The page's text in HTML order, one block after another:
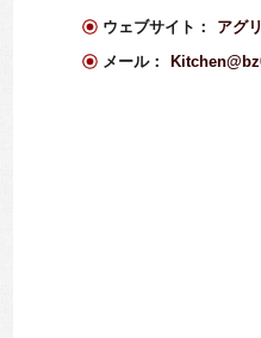
ウェブサイト：
アグ
メール：